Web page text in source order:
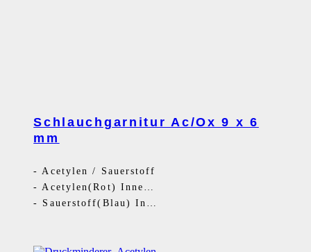
Schlauchgarnitur Ac/Ox 9 x 6
mm
- Acetylen / Sauerstoff
- Acetylen(Rot) Innen 9 mm - G3/8LH
- Sauerstoff(Blau) Innen 6 mm- G1/4RH